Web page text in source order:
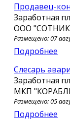
Продавец-
Заработная
ООО
Размещено: 07
Подробнее
Слесарь
Заработная
МКП
Размещено: 05
Подробнее